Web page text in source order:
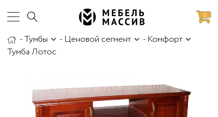
Доставка и сборка
0
-Тумбы - Ценовой сегмент - Комфорт
Тумба Лотос